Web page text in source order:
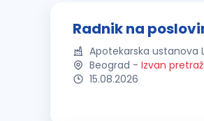
Radnik na
Apotekarska ustanova
Beograd - Izvan
15.08.2026